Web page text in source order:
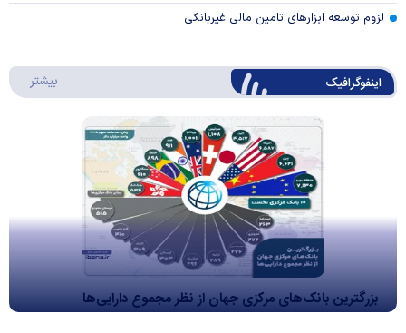
لزوم توسعه ابزارهای تامین مالی غیربانکی
اینفوگرافیک بیشتر
بزرگترین بانک‌های مرکزی جهان از نظر مجموع دارایی‌ها